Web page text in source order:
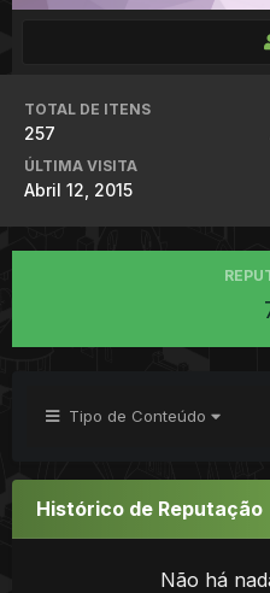
TOTAL DE ITENS
257
ÚLTIMA VISITA
Abril 12, 2015
Tipo de Conteúdo
Histórico de Reputação
Não há